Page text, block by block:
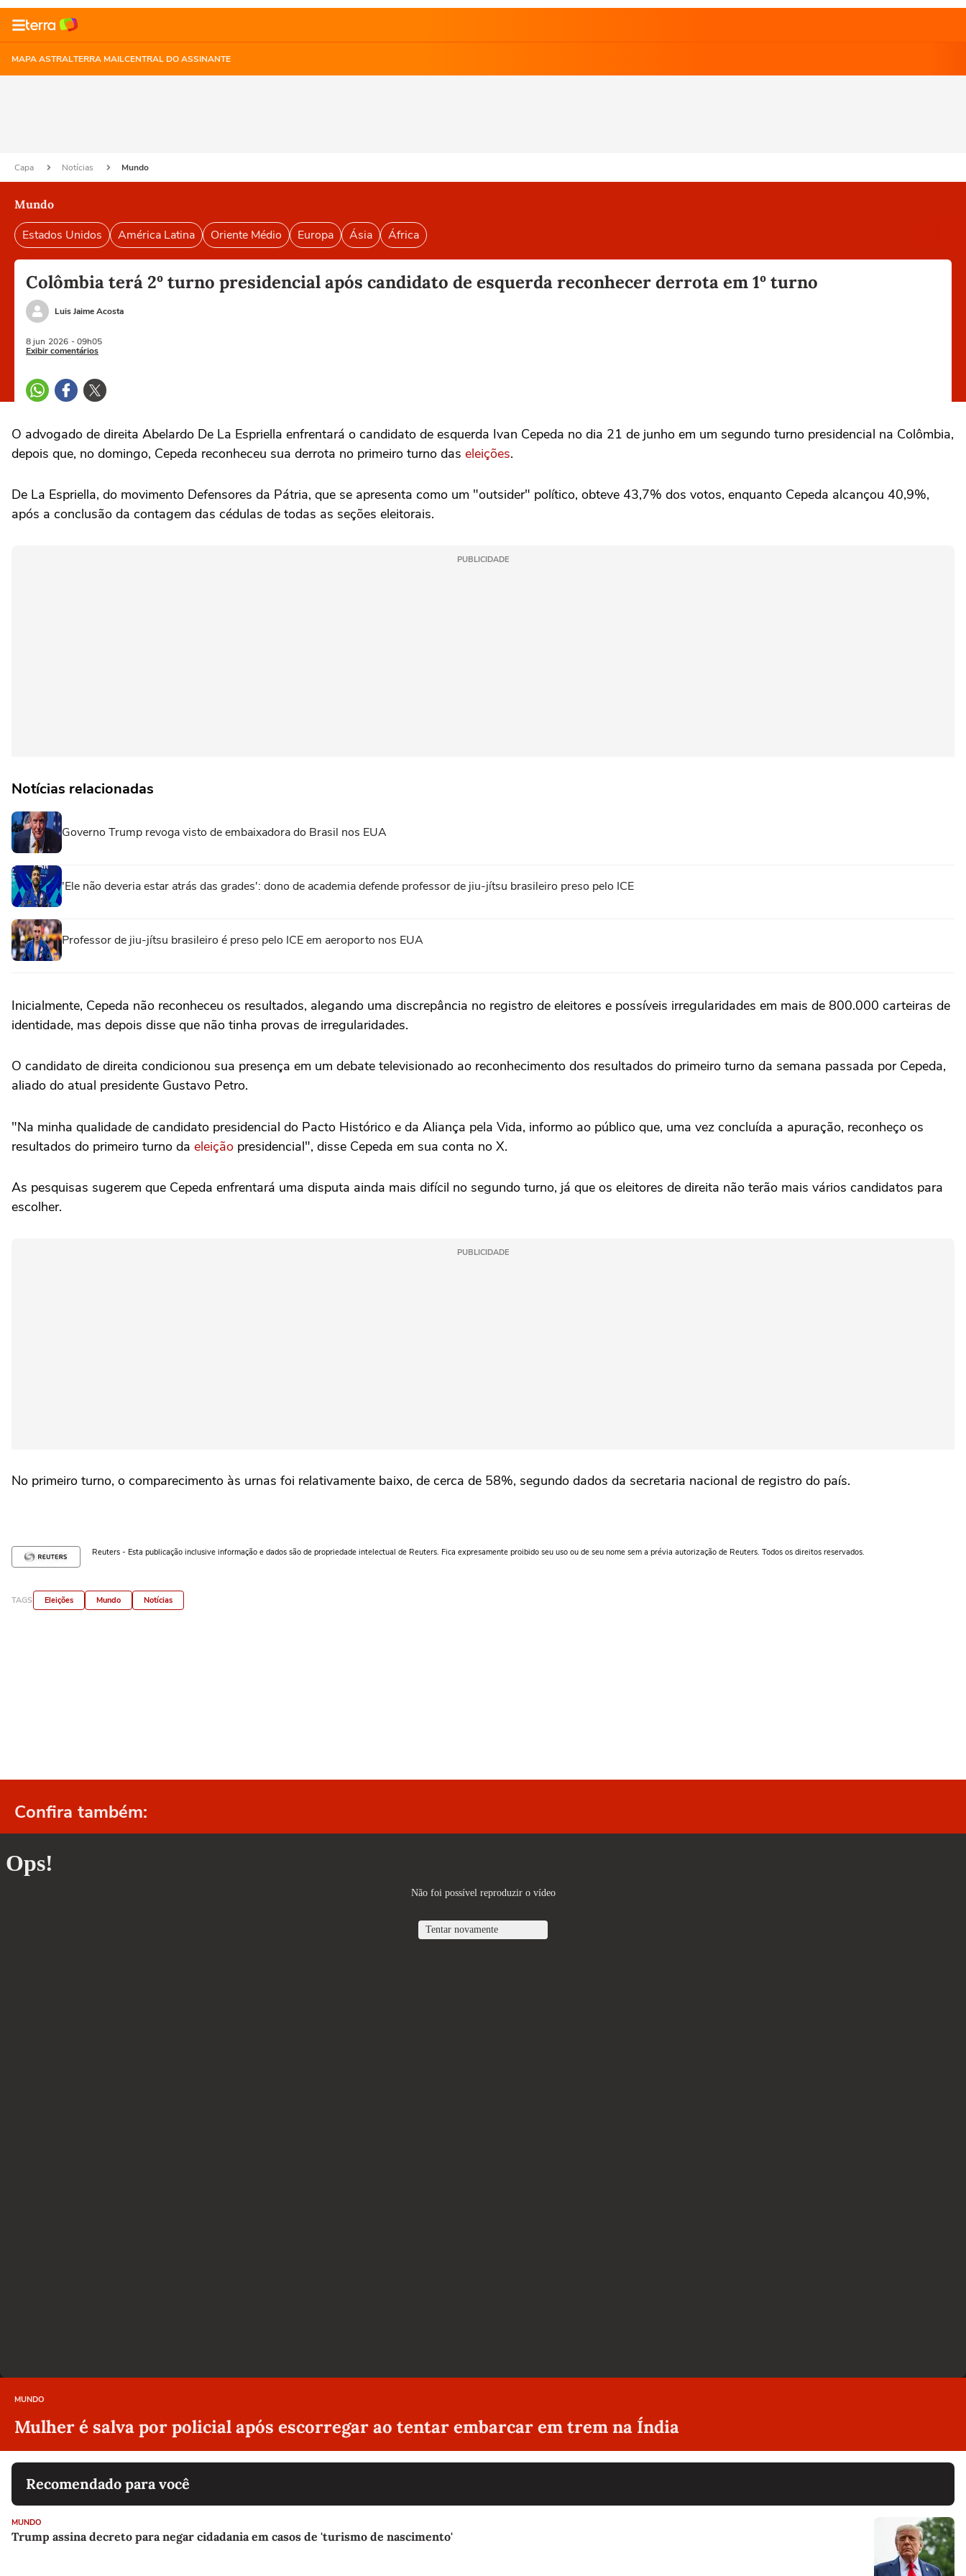
MAPA ASTRALTERRA MAILCENTRAL DO ASSINANTE
Capa Notícias Mundo
Mundo
Estados Unidos América Latina Oriente Médio Europa Ásia África
Colômbia terá 2º turno presidencial após candidato de esquerda reconhecer derrota em 1º turno
Luis Jaime Acosta
8 jun 2026 - 09h05
Exibir comentários
O advogado de direita Abelardo De La Espriella enfrentará o candidato de esquerda Ivan Cepeda no dia 21 de junho em um segundo turno presidencial na ⁠Colômbia,
depois que, no domingo, Cepeda ‌reconheceu sua derrota no primeiro turno das eleições.
De La Espriella, do movimento ‌Defensores da Pátria, que ‌se apresenta como um "outsider" político, obteve ⁠43,7% dos votos, enquanto Cepeda alcançou 40,9%,
após a conclusão da contagem das cédulas de todas as seções eleitorais.
PUBLICIDADE
Notícias relacionadas
Governo Trump revoga visto de embaixadora do Brasil nos EUA
'Ele não deveria estar atrás das grades': dono de academia defende professor de jiu-jítsu brasileiro preso pelo ICE
Professor de jiu-jítsu brasileiro é preso pelo ICE em aeroporto nos EUA
Inicialmente, Cepeda não reconheceu os resultados, alegando uma ‌discrepância no registro de eleitores e possíveis ‌irregularidades em ⁠mais de ⁠800.000 carteiras de
identidade, mas depois disse que ⁠não tinha ‌provas de irregularidades.
O ‌candidato de direita condicionou sua presença em um debate televisionado ao reconhecimento dos resultados do primeiro turno da ⁠semana passada por Cepeda,
aliado do atual presidente Gustavo Petro.
"Na minha qualidade de candidato presidencial do Pacto Histórico e da Aliança pela ‌Vida, informo ao público que, uma vez concluída a apuração, reconheço os
resultados ⁠do primeiro turno da eleição presidencial", disse Cepeda em sua conta no X.
As pesquisas sugerem que Cepeda enfrentará uma disputa ainda mais difícil no segundo turno, já que os eleitores de direita não terão mais vários candidatos para
escolher.
PUBLICIDADE
No primeiro turno, o comparecimento às urnas foi relativamente baixo, de cerca de 58%, segundo dados da secretaria nacional de registro do país.
Reuters - Esta publicação inclusive informação e dados são de propriedade intelectual de Reuters. Fica expresamente proibido seu uso ou de seu nome sem a prévia autorização de Reuters. Todos os direitos reservados.
TAGS Eleições Mundo Notícias
Confira também:
MUNDO
Mulher é salva por policial após escorregar ao tentar embarcar em trem na Índia
Recomendado para você
MUNDO
Trump assina decreto para negar cidadania em casos de 'turismo de nascimento'